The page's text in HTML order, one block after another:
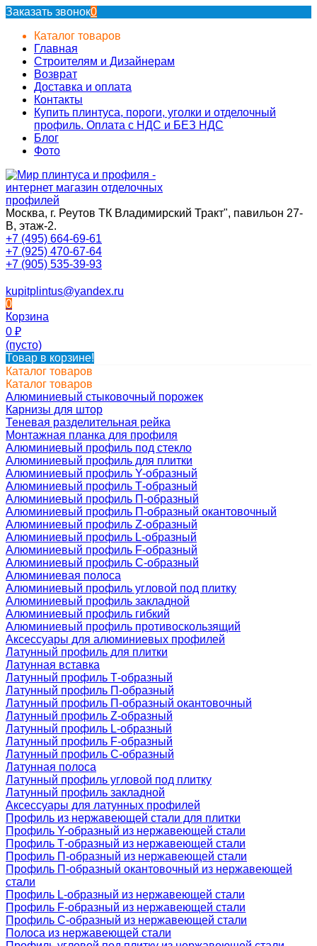
Заказать звонок0
Каталог товаров
Главная
Строителям и Дизайнерам
Возврат
Доставка и оплата
Контакты
Купить плинтуса, пороги, уголки и отделочный
профиль. Оплата с НДС и БЕЗ НДС
Блог
Фото
Москва, г. Реутов ТК Владимирский Тракт", павильон 27-
В, этаж-2.
+7 (495) 664-69-61
+7 (925) 470-67-64
+7 (905) 535-39-93
kupitplintus@yandex.ru
0
Корзина
0 ₽
(пусто)
Товар в корзине!
Каталог товаров
Каталог товаров
Алюминиевый стыковочный порожек
Карнизы для штор
Теневая разделительная рейка
Монтажная планка для профиля
Алюминиевый профиль под стекло
Алюминиевый профиль для плитки
Алюминиевый профиль Y-образный
Алюминиевый профиль Т-образный
Алюминиевый профиль П-образный
Алюминиевый профиль П-образный окантовочный
Алюминиевый профиль Z-образный
Алюминиевый профиль L-образный
Алюминиевый профиль F-образный
Алюминиевый профиль C-образный
Алюминиевая полоса
Алюминиевый профиль угловой под плитку
Алюминиевый профиль закладной
Алюминиевый профиль гибкий
Алюминиевый профиль противоскользящий
Аксессуары для алюминиевых профилей
Латунный профиль для плитки
Латунная вставка
Латунный профиль Т-образный
Латунный профиль П-образный
Латунный профиль П-образный окантовочный
Латунный профиль Z-образный
Латунный профиль L-образный
Латунный профиль F-образный
Латунный профиль C-образный
Латунная полоса
Латунный профиль угловой под плитку
Латунный профиль закладной
Аксессуары для латунных профилей
Профиль из нержавеющей стали для плитки
Профиль Y-образный из нержавеющей стали
Профиль Т-образный из нержавеющей стали
Профиль П-образный из нержавеющей стали
Профиль П-образный окантовочный из нержавеющей
стали
Профиль L-образный из нержавеющей стали
Профиль F-образный из нержавеющей стали
Профиль C-образный из нержавеющей стали
Полоса из нержавеющей стали